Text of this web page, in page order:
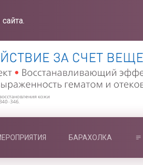
БАРАХОЛКА